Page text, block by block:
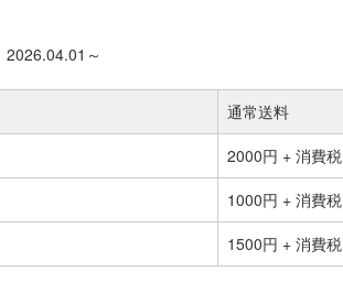
2026.04.01～
通常送料
2000円 + 消費税
1000円 + 消費税
1500円 + 消費税